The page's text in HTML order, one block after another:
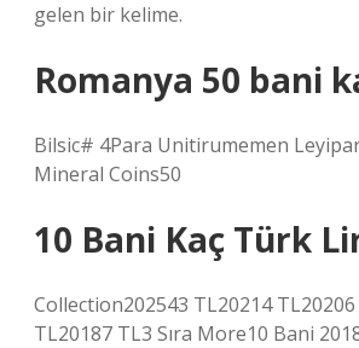
gelen bir kelime.
Romanya 50 bani
Bilsic# 4Para Unitirumemen
Mineral Coins50
10 Bani Kaç Türk
Collection202543 TL20214
TL20187 TL3 Sıra More10 Bani